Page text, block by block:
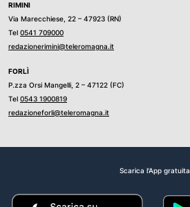
RIMINI
Via Marecchiese, 22 – 47923 (RN)
Tel 0541 709000
redazionerimini@teleromagna.it
FORLÌ
P.zza Orsi Mangelli, 2 – 47122 (FC)
Tel 0543 1900819
redazioneforli@teleromagna.it
Scarica l'App gratuita